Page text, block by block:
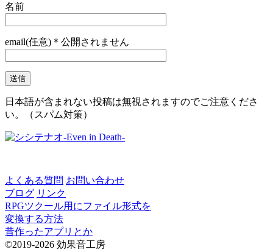
名前
email(任意)＊公開されません
日本語が含まれない投稿は無視されますのでご注意くださ
い。（スパム対策）
よくある質問 お問い合わせ
ブログ リンク
RPGツクール用にファイル形式を
変換する方法
昔作ったアプリとか
©2019-2026 効果音工房